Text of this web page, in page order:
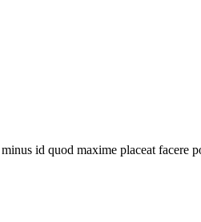
id quod maxime placeat facere